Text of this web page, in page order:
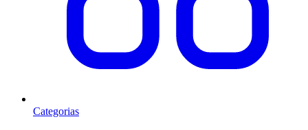
Categorias